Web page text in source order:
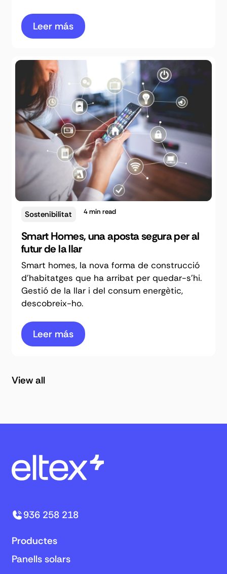
Leer más
Sostenibilitat 4min read
Smart Homes, una aposta segura per al
futur de la llar
Smart homes, la nova forma de construcció
d'habitatges que ha arribat per quedar-s'hi.
Gestió de la llar i del consum energètic,
descobreix-ho.
Leer más
View all
936 258 218
Productes
Panells solars